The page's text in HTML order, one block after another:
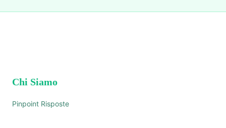
Chi Siamo
Pinpoint Risposte